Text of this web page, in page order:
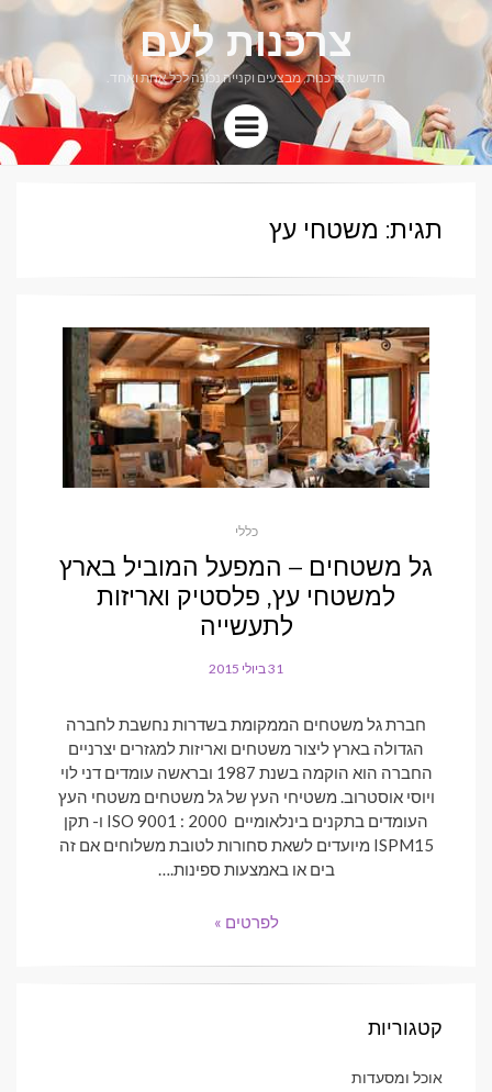
צרכנות לעם
חדשות צרכנות, מבצעים וקנייה נכונה לכל אחת ואחד.
Menu
תגית: משטחי עץ
כללי
גל משטחים – המפעל המוביל בארץ
למשטחי עץ, פלסטיק ואריזות
לתעשייה
POSTED
31 ביולי 2015
חברת גל משטחים הממקומת בשדרות נחשבת לחברה
הגדולה בארץ ליצור משטחים ואריזות למגזרים יצרניים
החברה הוא הוקמה בשנת 1987 ובראשה עומדים דני לוי
ויוסי אוסטרוב. משטיחי העץ של גל משטחים משטחי העץ
העומדים בתקנים בינלאומיים 2000 : ISO 9001 ו- תקן
ISPM15 מיועדים לשאת סחורות לטובת משלוחים אם זה
בים או באמצעות ספינות.…
לפרטים »
קטגוריות
אוכל ומסעדות